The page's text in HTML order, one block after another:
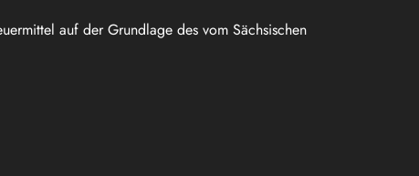
auf der Grundlage des vom Sächsischen